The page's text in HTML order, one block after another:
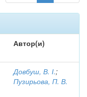
Автор(и)
Довбуш, В. І.;
Пузирьова, П. В.